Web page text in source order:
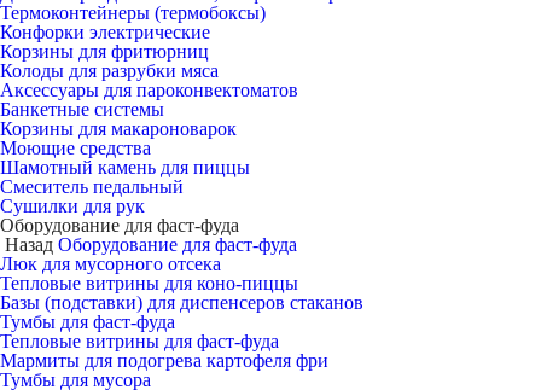
Термоконтейнеры (термобоксы)
Конфорки электрические
Корзины для фритюрниц
Колоды для разрубки мяса
Аксессуары для пароконвектоматов
Банкетные системы
Корзины для макароноварок
Моющие средства
Шамотный камень для пиццы
Смеситель педальный
Сушилки для рук
Оборудование для фаст-фуда
Назад Оборудование для фаст-фуда
Люк для мусорного отсека
Тепловые витрины для коно-пиццы
Базы (подставки) для диспенсеров стаканов
Тумбы для фаст-фуда
Тепловые витрины для фаст-фуда
Мармиты для подогрева картофеля фри
Тумбы для мусора